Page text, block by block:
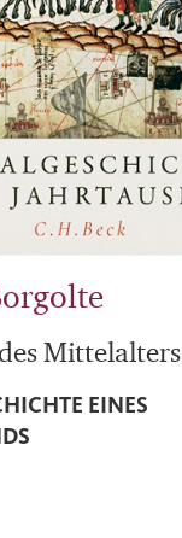
Mittelalters
EINES